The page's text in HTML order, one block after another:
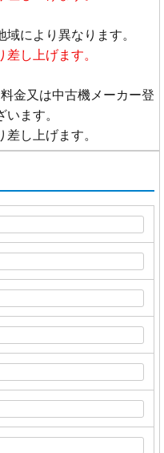
域により異なります。
し上げます。
金又は中古機メーカー登
ます。
し上げます。